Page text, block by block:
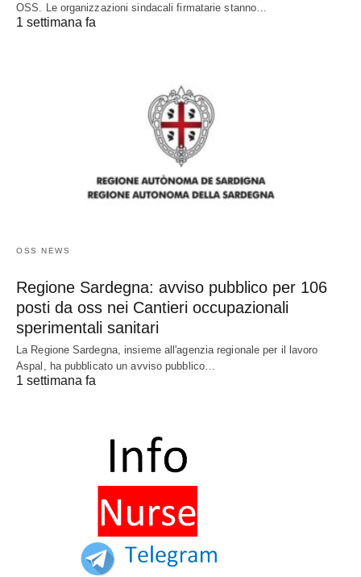
OSS. Le organizzazioni sindacali firmatarie stanno…
1 settimana fa
OSS NEWS
Regione Sardegna: avviso pubblico per 106
posti da oss nei Cantieri occupazionali
sperimentali sanitari
La Regione Sardegna, insieme all'agenzia regionale per il lavoro
Aspal, ha pubblicato un avviso pubblico…
1 settimana fa